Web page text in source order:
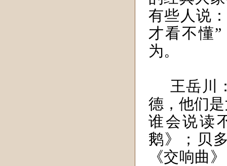
有些人说
才看不懂
为。
王岳川
德，他们
谁会说读
鹅》；贝
《交响曲